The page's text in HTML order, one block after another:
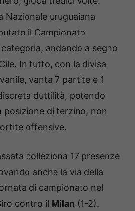
Nazionale uruguaiana
il Campionato
andando a segno
In tutto, con la divisa
vanta 7 partite e 1
duttilità, potendo
posizione di terzino, non
offensive.
colleziona 17 presenze
anche la via della
di campionato nel
contro il Milan (1-2).